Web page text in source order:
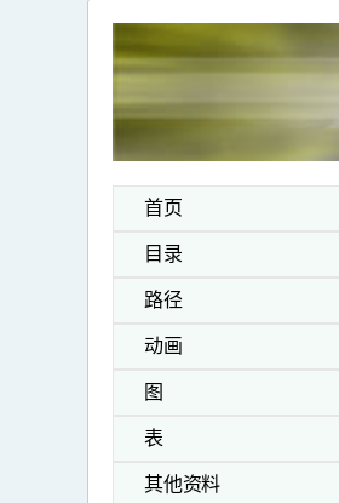
首页
目录
路径
动画
图
表
其他资料